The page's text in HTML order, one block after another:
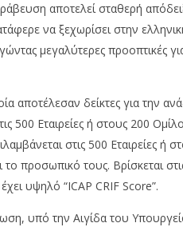
6η συνεχή
«True
Με πτώση
29/01/2023
pressroom
αποτελεί σταθερή
να ξεχωρίσει στην
μεγαλύτερες προοπτικές
αποτέλεσαν δείκτες για την
500 Εταιρείες ή στους 200
στις 500 Εταιρείες
το προσωπικό τους. Βρίσκεται
υψηλό “ICAP CRIF Score”.
υπό την Αιγίδα του